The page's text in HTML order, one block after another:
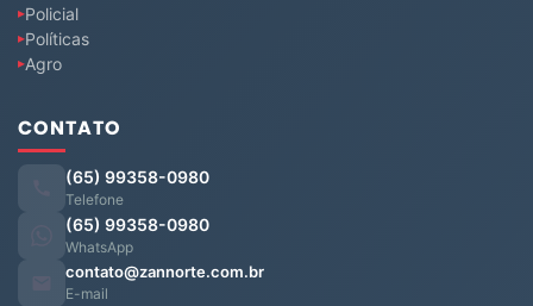
Policial
Políticas
Agro
CONTATO
(65) 99358-0980
Telefone
(65) 99358-0980
WhatsApp
contato@zannorte.com.br
E-mail